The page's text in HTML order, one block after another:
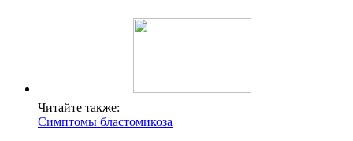
Читайте также:
Симптомы бластомикоза